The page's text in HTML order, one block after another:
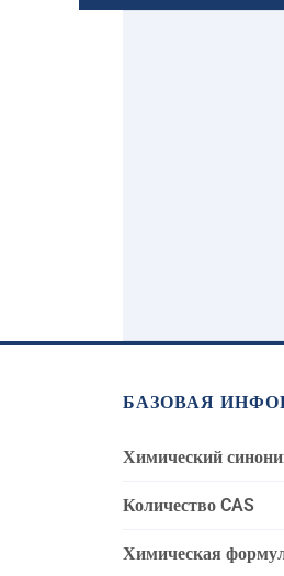
БАЗОВАЯ
Химический
Количество CAS
Химическая